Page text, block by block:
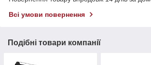
Всі умови повернення
Подібні товари компанії